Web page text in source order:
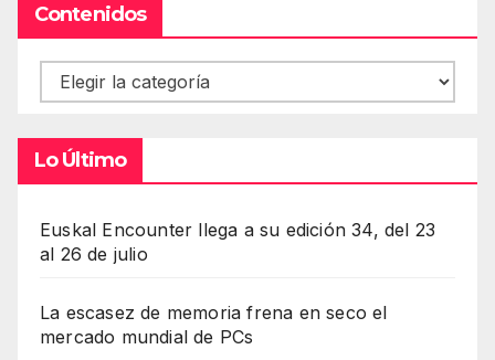
Contenidos
Contenidos
Lo Último
Euskal Encounter llega a su edición 34, del 23
al 26 de julio
La escasez de memoria frena en seco el
mercado mundial de PCs